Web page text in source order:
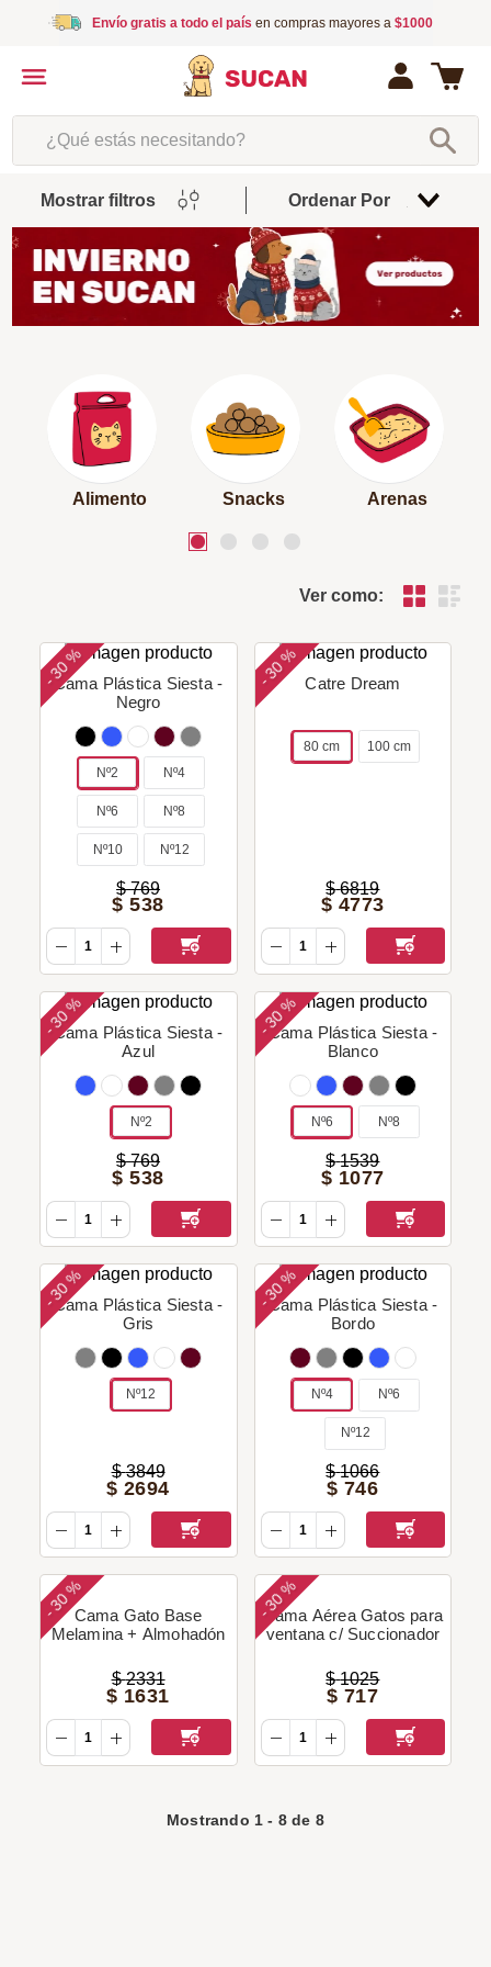
Envío gratis a todo el país en compras mayores a $1000
¿Qué estás necesitando?
Mostrar filtros Ordenar Por
Relevancia
Alimento Snacks Arenas
Ver como:
-
30 %
Cama Plástica Siesta -
Negro
Nº2 Nº4
Nº6 Nº8
Nº10 Nº12
$ 769
$ 538
-
30 %
Catre Dream
80 cm 100 cm
$ 6819
$ 4773
-
30 %
Cama Plástica Siesta -
Azul
Nº2
$ 769
$ 538
-
30 %
Cama Plástica Siesta -
Blanco
Nº6 Nº8
$ 1539
$ 1077
-
30 %
Cama Plástica Siesta -
Gris
Nº12
$ 3849
$ 2694
-
30 %
Cama Plástica Siesta -
Bordo
Nº4 Nº6
Nº12
$ 1066
$ 746
-
30 %
Cama Gato Base
Melamina + Almohadón
$ 2331
$ 1631
-
30 %
Cama Aérea Gatos para
ventana c/ Succionador
$ 1025
$ 717
Mostrando 1 - 8 de 8